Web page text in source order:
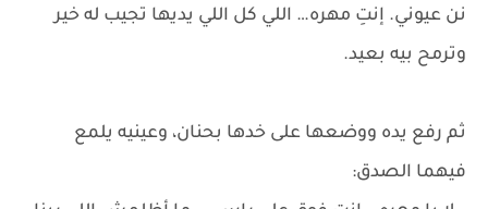
نن عيوني. إنتِ مهره… اللي كل اللي يديها تجيب له خير
وترمح بيه بعيد.
ثم رفع يده ووضعها على خدها بحنان، وعينيه يلمع
فيهما الصدق: